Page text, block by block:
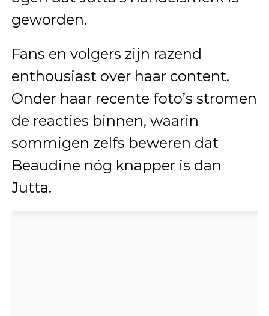
geworden.
Fans en volgers zijn razend
enthousiast over haar content.
Onder haar recente foto’s stromen
de reacties binnen, waarin
sommigen zelfs beweren dat
Beaudine nóg knapper is dan
Jutta.